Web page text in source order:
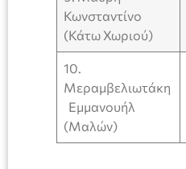
Κωνσταντίνο
(Κάτω Χωριού)
10.
Μεραμβελιωτάκη
Εμμανουήλ
(Μαλών)